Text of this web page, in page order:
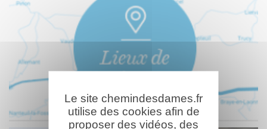
Le site chemindesdames.fr
utilise des cookies afin de
proposer des vidéos, des